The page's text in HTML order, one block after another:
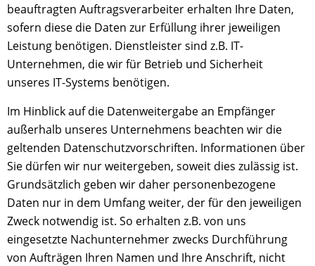
beauftragten Auftragsverarbeiter erhalten Ihre Daten,
sofern diese die Daten zur Erfüllung ihrer jeweiligen
Leistung benötigen. Dienstleister sind z.B. IT-
Unternehmen, die wir für Betrieb und Sicherheit
unseres IT-Systems benötigen.
Im Hinblick auf die Datenweitergabe an Empfänger
außerhalb unseres Unternehmens beachten wir die
geltenden Datenschutzvorschriften. Informationen über
Sie dürfen wir nur weitergeben, soweit dies zulässig ist.
Grundsätzlich geben wir daher personenbezogene
Daten nur in dem Umfang weiter, der für den jeweiligen
Zweck notwendig ist. So erhalten z.B. von uns
eingesetzte Nachunternehmer zwecks Durchführung
von Aufträgen Ihren Namen und Ihre Anschrift, nicht